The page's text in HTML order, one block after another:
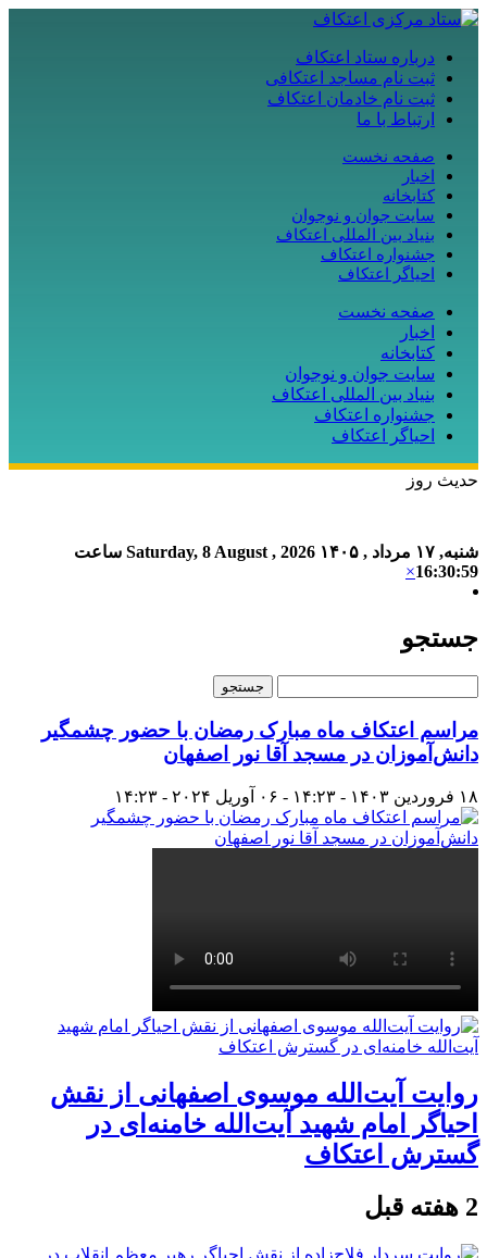
درباره ستاد اعتکاف
ثبت نام مساجد اعتکافی
ثبت نام خادمان اعتکاف
ارتباط با ما
صفحه نخست
اخبار
کتابخانه
سایت جوان و نوجوان
بنیاد بین المللی اعتکاف
جشنواره اعتکاف
احیاگر اعتکاف
صفحه نخست
اخبار
کتابخانه
سایت جوان و نوجوان
بنیاد بین المللی اعتکاف
جشنواره اعتکاف
احیاگر اعتکاف
حدیث روز
شنبه, ۱۷ مرداد , ۱۴۰۵ Saturday, 8 August , 2026 ساعت
16:31:00
×
جستجو
مراسم اعتکاف ماه مبارک رمضان با حضور چشمگیر
دانش‌آموزان در مسجد آقا نور اصفهان
۱۸ فروردین ۱۴۰۳ - ۱۴:۲۳ - ۰۶ آوریل ۲۰۲۴ - ۱۴:۲۳
روایت آیت‌الله موسوی اصفهانی از نقش
احیاگر امام شهید آیت‌الله خامنه‌ای در
گسترش اعتکاف
2 هفته قبل